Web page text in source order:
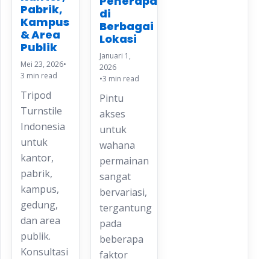
Pabrik,
Kampus
& Area
Publik
Mei 23, 2026•
3 min read
Tripod
Turnstile
Indonesia
untuk
kantor,
pabrik,
kampus,
gedung,
dan area
publik.
Konsultasi
di
Berbagai
Lokasi
Januari 1,
2026
•3 min read
Pintu
akses
untuk
wahana
permainan
sangat
bervariasi,
tergantung
pada
beberapa
faktor